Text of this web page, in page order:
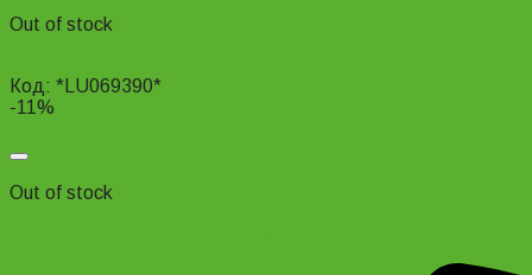
Out of stock
Код: *LU069390*
-11%
Out of stock